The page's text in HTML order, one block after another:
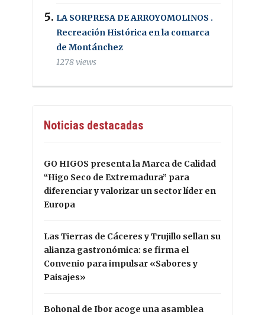
LA SORPRESA DE ARROYOMOLINOS .
Recreación Histórica en la comarca
de Montánchez
1278 views
Noticias destacadas
GO HIGOS presenta la Marca de Calidad
“Higo Seco de Extremadura” para
diferenciar y valorizar un sector líder en
Europa
Las Tierras de Cáceres y Trujillo sellan su
alianza gastronómica: se firma el
Convenio para impulsar «Sabores y
Paisajes»
Bohonal de Ibor acoge una asamblea